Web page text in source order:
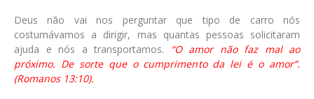
Deus não vai nos perguntar que tipo de carro nós
costumávamos a dirigir, mas quantas pessoas solicitaram
ajuda e nós a transportamos.
“O amor não faz mal ao
próximo. De sorte que o cumprimento da lei é o amor”.
(Romanos 13:10).